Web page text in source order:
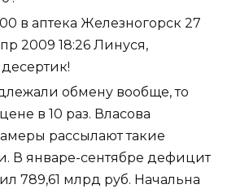
в аптека Железногорск 27
2009 18:26 Линуся,
обмену вообще, то
в 10 раз. Власова
рассылают такие
В январе-сентябре дефицит
789,61 млрд руб. Начальна